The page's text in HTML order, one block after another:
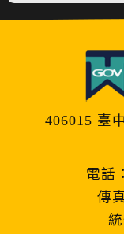
406015 臺
電話
傳